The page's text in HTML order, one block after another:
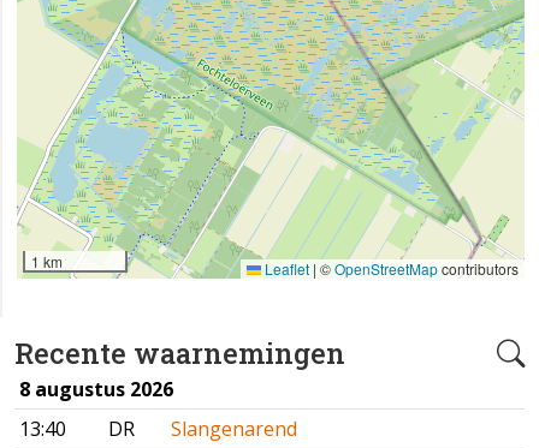
Recente waarnemingen
8 augustus 2026
13:40
DR
Slangenarend
1 km Leaflet | ©OpenStreetMapcontributors